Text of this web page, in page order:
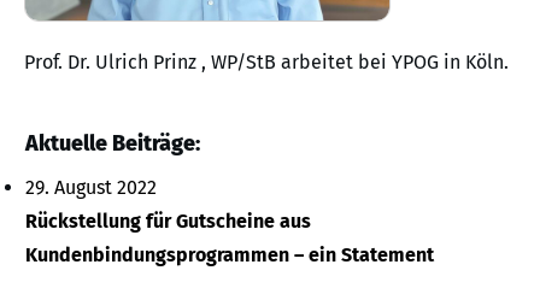
Prof. Dr. Ulrich Prinz , WP/StB arbeitet bei YPOG in Köln.
Aktuelle Beiträge:
29. August 2022
Rückstellung für Gutscheine aus
Kundenbindungsprogrammen – ein Statement